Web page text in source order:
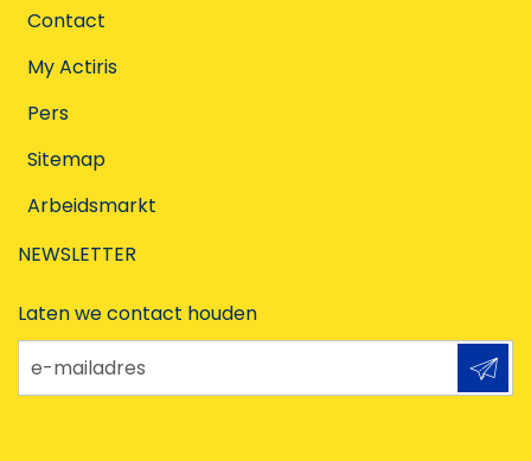
Contact
My Actiris
Pers
Sitemap
Arbeidsmarkt
NEWSLETTER
Laten we contact houden
e-mailadres